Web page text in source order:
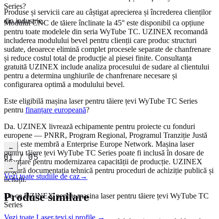
Series?
Modulul CNC de tăiere înclinate la 45° este disponibil ca opțiune
pentru toate modelele din seria WyTube TC. UZINEX recomandă
includerea modulului bevel pentru clienții care produc structuri
sudate, deoarece elimină complet procesele separate de chanfrenare
și reduce costul total de producție al piesei finite. Consultanța
gratuită UZINEX include analiza procesului de sudare al clientului
pentru a determina unghiurile de chanfrenare necesare și
configurarea optimă a modulului bevel.
Este eligibilă mașina laser pentru tăiere țevi WyTube TC Series
pentru finanțare europeană?
Da. UZINEX livrează echipamente pentru proiecte cu fonduri
europene — PNRR, Program Regional, Programul Tranziție Justă
— și este membră a Enterprise Europe Network. Mașina laser
pentru tăiere țevi WyTube TC Series poate fi inclusă în dosare de
finanțare pentru modernizarea capacității de producție. UZINEX
asigură documentația tehnică pentru proceduri de achiziție publică și
licitații.
De ce UZINEX pentru mașina laser pentru tăiere țevi WyTube TC
Series
Produse și servicii care au câștigat aprecierea și încrederea clienților
din industrie.
Citește studiul complet→
←
01/05
→
Vezi toate studiile de caz→
Produse similare